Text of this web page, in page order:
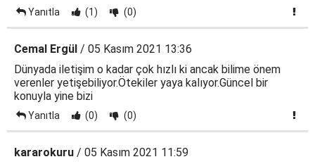
Yanıtla (1) (0)
Cemal Ergül / 05 Kasım 2021 13:36
Dünyada iletişim o kadar çok hızlı ki ancak bilime önem
verenler yetişebiliyor.Ötekiler yaya kalıyor.Güncel bir
konuyla yine bizi
Yanıtla (0) (0)
kararokuru / 05 Kasım 2021 11:59